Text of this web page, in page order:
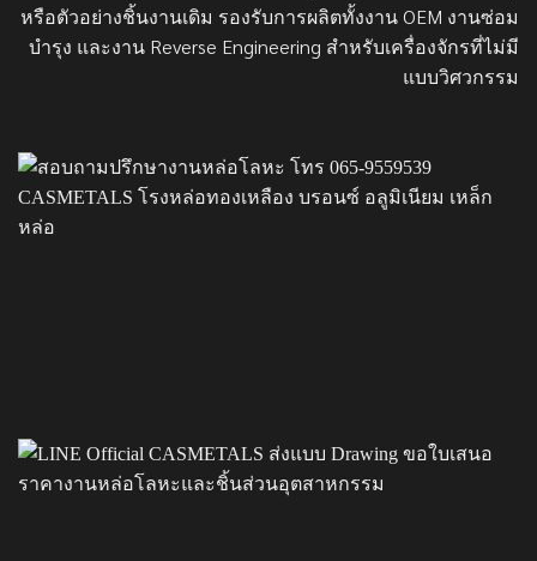
หรือตัวอย่างชิ้นงานเดิม รองรับการผลิตทั้งงาน OEM งานซ่อม
บำรุง และงาน Reverse Engineering สำหรับเครื่องจักรที่ไม่มี
แบบวิศวกรรม